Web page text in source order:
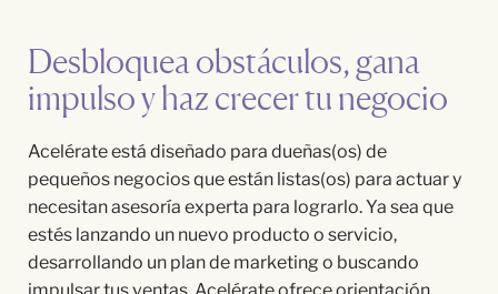
Desbloquea obstáculos, gana
impulso y haz crecer tu negocio
Acelérate está diseñado para dueñas(os) de
pequeños negocios que están listas(os) para actuar y
necesitan asesoría experta para lograrlo. Ya sea que
estés lanzando un nuevo producto o servicio,
desarrollando un plan de marketing o buscando